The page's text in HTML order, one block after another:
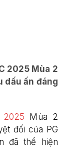
2025 Mùa 2
dấu ấn đáng
2025 Mùa 2
đối của PG
đã thể hiện